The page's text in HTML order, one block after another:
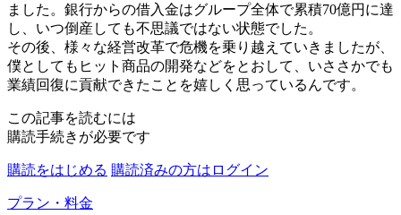
ました。銀行からの借入金はグループ全体で累積70億円に達
し、いつ倒産しても不思議ではない状態でした。
その後、様々な経営改革で危機を乗り越えていきましたが、
僕としてもヒット商品の開発などをとおして、いささかでも
業績回復に貢献できたことを嬉しく思っているんです。
この記事を読むには
購読手続きが必要です
購読をはじめる 購読済みの方はログイン
プラン・料金